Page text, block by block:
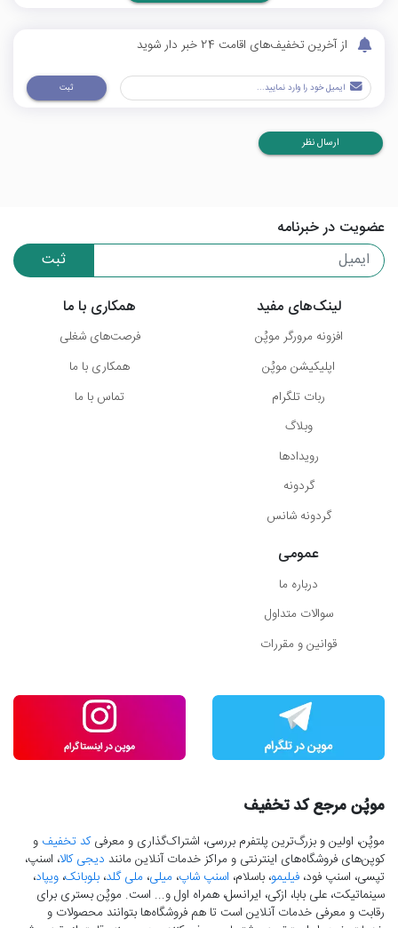
از آخرین تخفیف‌های اقامت 24 خبر دار شوید
ثبت
ارسال نظر
عضویت در خبرنامه
ثبت
لینک‌های مفید
افزونه مرورگر موپُن
اپلیکیشن موپُن
ربات تلگرام
وبلاگ
رویدادها
گردونه
گردونه شانس
همکاری با ما
فرصت‌های شغلی
همکاری با ما
تماس با ما
عمومی
درباره ما
سوالات متداول
قوانین و مقررات
موپُن مرجع کد تخفیف
موپُن، اولین و بزرگ‌ترین پلتفرم بررسی، اشتراک‌گذاری و معرفیکد تخفیف و
کوپن‌های فروشگاه‌های اینترنتی و مراکز خدمات آنلاین مانند دیجی کالا، اسنپ،
تپسی، اسنپ فود، فیلیمو، باسلام، اسنپ شاپ، میلی، ملی گلد، بلوبانک، ویپاد،
سینماتیکت، علی بابا، ازکی، ایرانسل، همراه اول و... است. موپُن بستری برای
رقابت و معرفی خدمات آنلاین است تا هم فروشگاه‌ها بتوانند محصولات و